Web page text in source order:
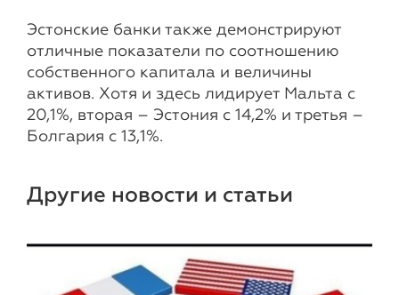
Эстонские банки также демонстрируют
отличные показатели по соотношению
собственного капитала и величины
активов. Хотя и здесь лидирует Мальта с
20,1%, вторая – Эстония с 14,2% и третья –
Болгария с 13,1%.
Другие новости и статьи